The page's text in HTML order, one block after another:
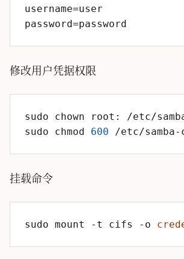
修改用户凭据权限
sudo chmod 600
挂载命令
sudo mount -t cifs -o